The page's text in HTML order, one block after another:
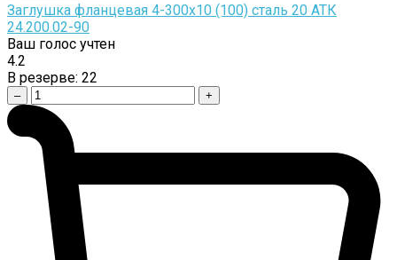
Заглушка фланцевая 4-300х10 (100) сталь 20 АТК
24.200.02-90
Ваш голос учтен
4.2
В резерве: 22
– +